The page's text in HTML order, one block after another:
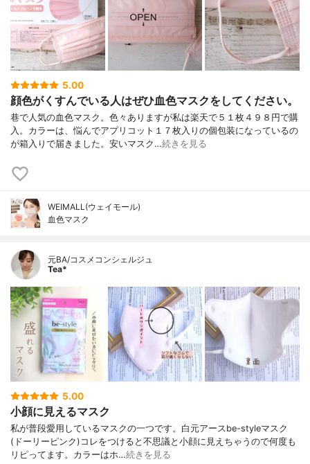
5.00
顔色がくすんでいる人はぜひ血色マスクをしてください。
巷で人気の血色マスク。色々ありますが私は楽天で５１枚４９８円で購
入。カラーは、悩んでアプリコット１７枚入りの個包装になっているの
が箱入りで届きました。安いマスク…続きを見る
WEIMALL(ウェイモール)
血色マスク
元BA/コスメコンシェルジュ
Tea*
5.00
小顔に見えるマスク
私が普段愛用しているマスクの一つです。白元アースbe-styleマスク
(ドーリーピンク)コレをつけると不思議と小顔に見えちゃうので何度も
リピってます。カラーはホ…続きを見る